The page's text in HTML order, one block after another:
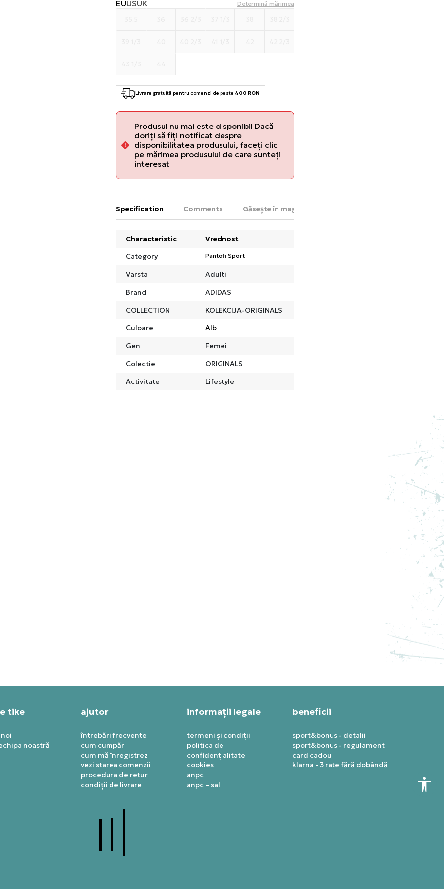
EUUSUK Determină mărimea
Livrare gratuită pentru comenzi de peste 400 RON
Produsul nu mai este disponibil Dacă
doriți să fiți notificat despre
disponibilitatea produsului, faceți clic
pe mărimea produsului de care sunteți
interesat
Specification Comments Găsește în magazin
Characteristic
Vrednost
Category
Pantofi Sport
Varsta
Adulti
Brand
ADIDAS
COLLECTION
KOLEKCIJA-ORIGINALS
Culoare
Alb
Gen
Femei
Colectie
ORIGINALS
Activitate
Lifestyle
tike
noastră
ajutor
întrebări frecvente
cum cumpăr
cum mă înregistrez
vezi starea comenzii
procedura de retur
condiții de livrare
informații legale
termeni și condiții
politica de
confidențialitate
cookies
anpc
anpc – sal
beneficii
sport&bonus - detalii
sport&bonus - regulament
card cadou
klarna - 3 rate fără dobândă